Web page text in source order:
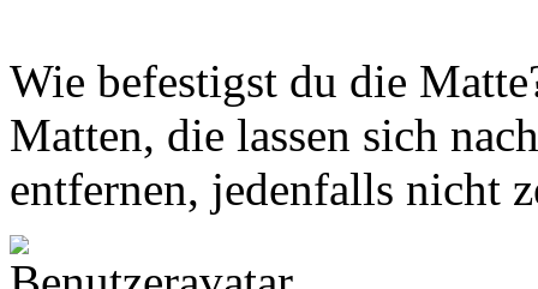
Wie befestigst du die
Matten, die lassen sich
entfernen, jedenfalls nicht